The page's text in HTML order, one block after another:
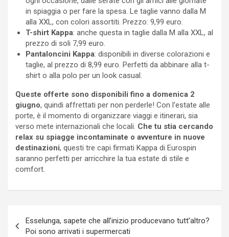
in spiaggia o per fare la spesa. Le taglie vanno dalla M
alla XXL, con colori assortiti. Prezzo: 9,99 euro.
T-shirt Kappa: anche questa in taglie dalla M alla XXL, al
prezzo di soli 7,99 euro.
Pantaloncini Kappa: disponibili in diverse colorazioni e
taglie, al prezzo di 8,99 euro. Perfetti da abbinare alla t-
shirt o alla polo per un look casual.
Queste offerte sono disponibili fino a domenica 2
giugno, quindi affrettati per non perderle! Con l’estate alle
porte, è il momento di organizzare viaggi e itinerari, sia
verso mete internazionali che locali. Che tu stia cercando
relax su spiagge incontaminate o avventure in nuove
destinazioni, questi tre capi firmati Kappa di Eurospin
saranno perfetti per arricchire la tua estate di stile e
comfort.
articoli
Esselunga, sapete che all’inizio producevano tutt’altro?
Poi sono arrivati i supermercati